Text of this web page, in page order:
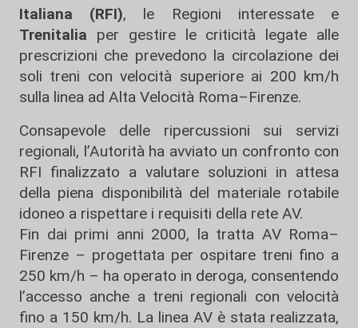
Italiana (RFI), le Regioni interessate e
Trenitalia per gestire le criticità legate alle
prescrizioni che prevedono la circolazione dei
soli treni con velocità superiore ai 200 km/h
sulla linea ad Alta Velocità Roma–Firenze.
Consapevole delle ripercussioni sui servizi
regionali, l’Autorità ha avviato un confronto con
RFI finalizzato a valutare soluzioni in attesa
della piena disponibilità del materiale rotabile
idoneo a rispettare i requisiti della rete AV.
Fin dai primi anni 2000, la tratta AV Roma–
Firenze – progettata per ospitare treni fino a
250 km/h – ha operato in deroga, consentendo
l’accesso anche a treni regionali con velocità
fino a 150 km/h. La linea AV è stata realizzata,